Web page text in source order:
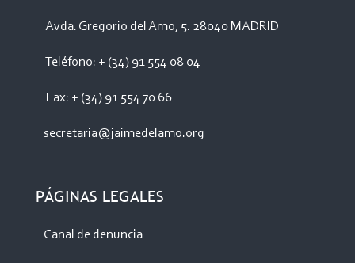
Avda. Gregorio del Amo, 5. 28040 MADRID
Teléfono: + (34) 91 554 08 04
Fax: + (34) 91 554 70 66
secretaria@jaimedelamo.org
PÁGINAS LEGALES
Canal de denuncia